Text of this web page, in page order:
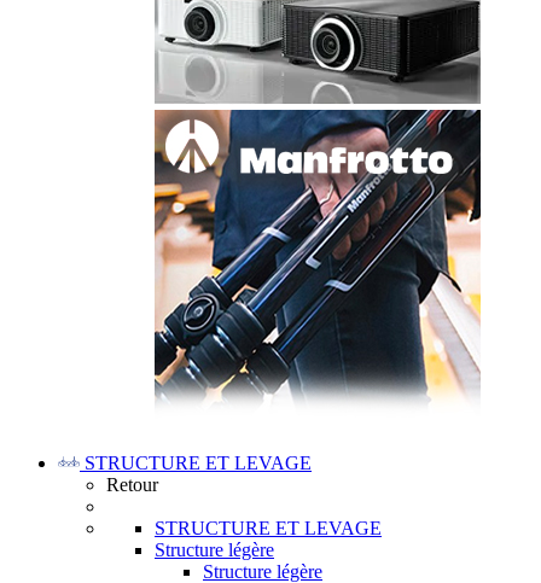
STRUCTURE ET LEVAGE
Retour
STRUCTURE ET LEVAGE
Structure légère
Structure légère